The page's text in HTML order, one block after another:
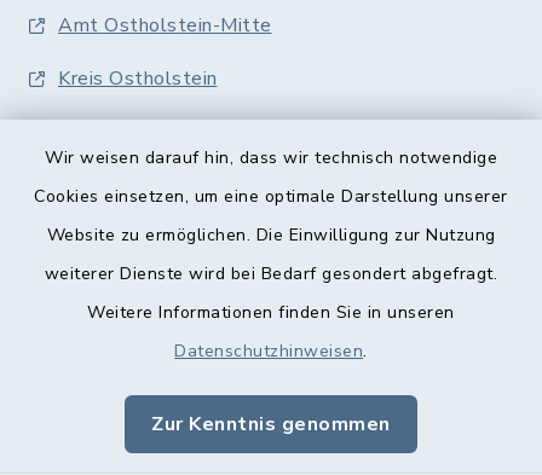
Wir weisen darauf hin, dass wir technisch notwendige
Cookies einsetzen, um eine optimale Darstellung unserer
Website zu ermöglichen. Die Einwilligung zur Nutzung
weiterer Dienste wird bei Bedarf gesondert abgefragt.
Weitere Informationen finden Sie in unseren
Datenschutzhinweisen.
Zur Kenntnis genommen
Amt Ostholstein-Mitte
Kreis Ostholstein
Barrierefreiheit
Impressum